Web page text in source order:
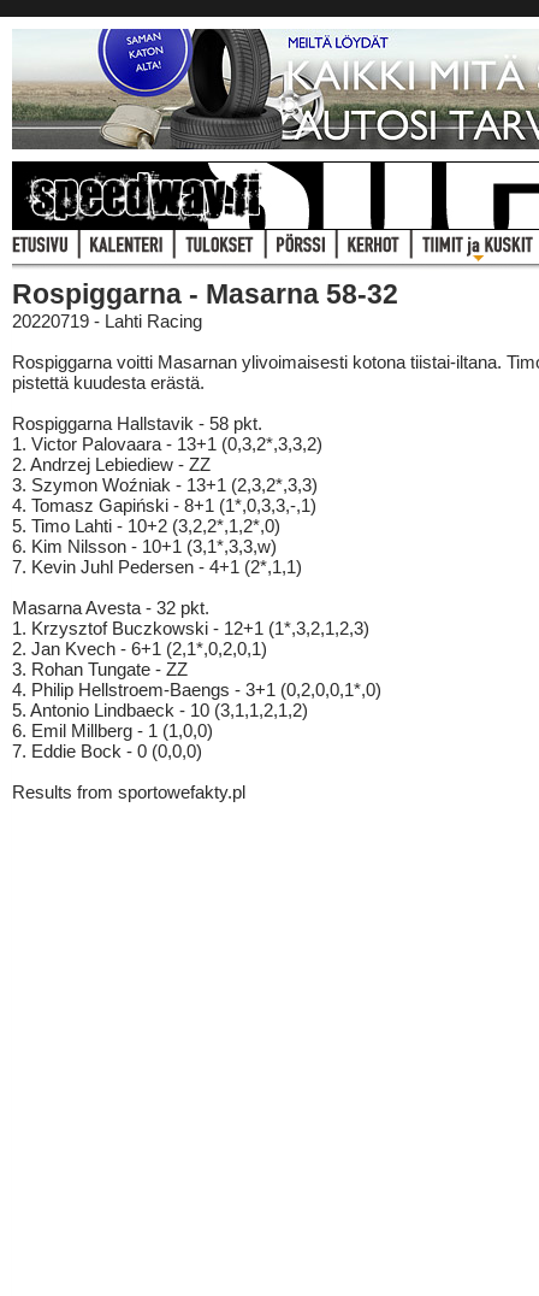
Rospiggarna - Masarna 58-32
20220719 - Lahti Racing
Rospiggarna voitti Masarnan ylivoimaisesti kotona tiistai-iltana.
pistettä kuudesta erästä.
Rospiggarna Hallstavik - 58 pkt.
1. Victor Palovaara - 13+1 (0,3,2*,3,3,2)
2. Andrzej Lebiediew - ZZ
3. Szymon Woźniak - 13+1 (2,3,2*,3,3)
4. Tomasz Gapiński - 8+1 (1*,0,3,3,-,1)
5. Timo Lahti - 10+2 (3,2,2*,1,2*,0)
6. Kim Nilsson - 10+1 (3,1*,3,3,w)
7. Kevin Juhl Pedersen - 4+1 (2*,1,1)
Masarna Avesta - 32 pkt.
1. Krzysztof Buczkowski - 12+1 (1*,3,2,1,2,3)
2. Jan Kvech - 6+1 (2,1*,0,2,0,1)
3. Rohan Tungate - ZZ
4. Philip Hellstroem-Baengs - 3+1 (0,2,0,0,1*,0)
5. Antonio Lindbaeck - 10 (3,1,1,2,1,2)
6. Emil Millberg - 1 (1,0,0)
7. Eddie Bock - 0 (0,0,0)
Results from sportowefakty.pl